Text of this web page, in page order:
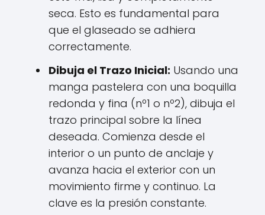
seca. Esto es fundamental para
que el glaseado se adhiera
correctamente.
Dibuja el Trazo Inicial: Usando una
manga pastelera con una boquilla
redonda y fina (nº1 o nº2), dibuja el
trazo principal sobre la línea
deseada. Comienza desde el
interior o un punto de anclaje y
avanza hacia el exterior con un
movimiento firme y continuo. La
clave es la presión constante.